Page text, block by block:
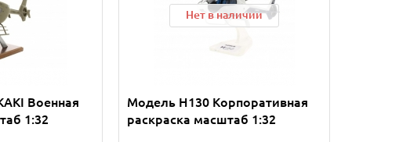
Военная
1:32
Нет в наличии
Модель H130 Корпоративная
раскраска масштаб 1:32